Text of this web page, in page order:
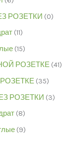
РОЗЕТКИ (0)
(11)
(15)
РОЗЕТКЕ (41)
РОЗЕТКЕ (35)
РОЗЕТКИ (3)
(8)
(9)